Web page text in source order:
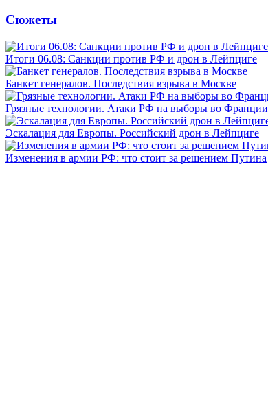
Сюжеты
Итоги 06.08: Санкции против РФ и дрон в Лейпциге
Банкет генералов. Последствия взрыва в Москве
Грязные технологии. Атаки РФ на выборы во Франции
Эскалация для Европы. Российский дрон в Лейпциге
Изменения в армии РФ: что стоит за решением Путина